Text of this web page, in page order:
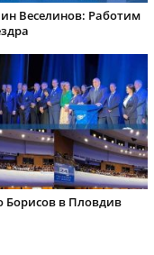
Веселинов: Работим
Борисов в Пловдив